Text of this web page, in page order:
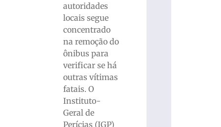
autoridades
locais segue
concentrado
na remoção do
ônibus para
verificar se há
outras vítimas
fatais. O
Instituto-
Geral de
Perícias (IGP)